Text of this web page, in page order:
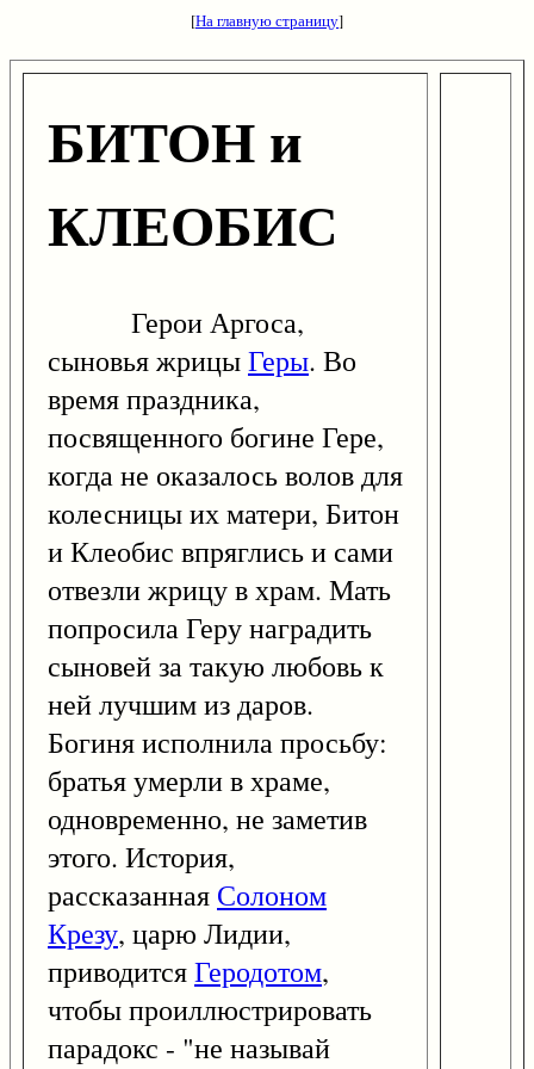
[На главную страницу]
БИТОН и
КЛЕОБИС
Герои Аргоса,
сыновья жрицыГеры. Во
время праздника,
посвященного богине Гере,
когда не оказалось волов для
колесницы их матери, Битон
и Клеобис впряглись и сами
отвезли жрицу в храм. Мать
попросила Геру наградить
сыновей за такую любовь к
ней лучшим из даров.
Богиня исполнила просьбу:
братья умерли в храме,
одновременно, не заметив
этого. История,
рассказанная Солоном
Крезу, царю Лидии,
приводитсяГеродотом,
чтобы проиллюстрировать
парадокс - "не называй